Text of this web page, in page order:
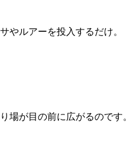
やルアーを投入するだけ。
場が目の前に広がるのです。